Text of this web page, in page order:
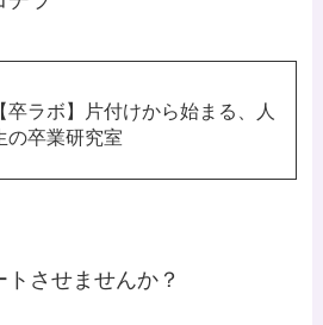
【卒ラボ】片付けから始まる、人
の卒業研究室
させませんか？